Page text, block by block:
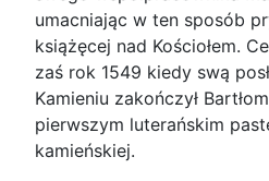
umacniając w ten sposób
książęcej nad Kościołem.
zaś rok 1549 kiedy swą
Kamieniu zakończył
pierwszym luterańskim
kamieńskiej.